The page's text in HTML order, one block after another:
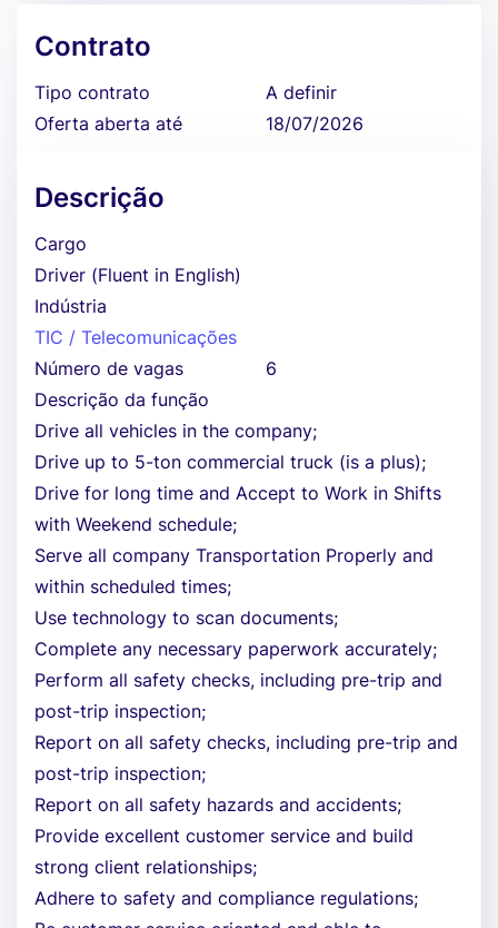
Contrato
Tipo contrato
A definir
Oferta aberta até
18/07/2026
Descrição
Cargo
Driver (Fluent in English)
Indústria
TIC / Telecomunicações
Número de vagas
6
Descrição da função
Drive all vehicles in the company;
Drive up to 5-ton commercial truck (is a plus);
Drive for long time and Accept to Work in Shifts
with Weekend schedule;
Serve all company Transportation Properly and
within scheduled times;
Use technology to scan documents;
Complete any necessary paperwork accurately;
Perform all safety checks, including pre-trip and
post-trip inspection;
Report on all safety checks, including pre-trip and
post-trip inspection;
Report on all safety hazards and accidents;
Provide excellent customer service and build
strong client relationships;
Adhere to safety and compliance regulations;